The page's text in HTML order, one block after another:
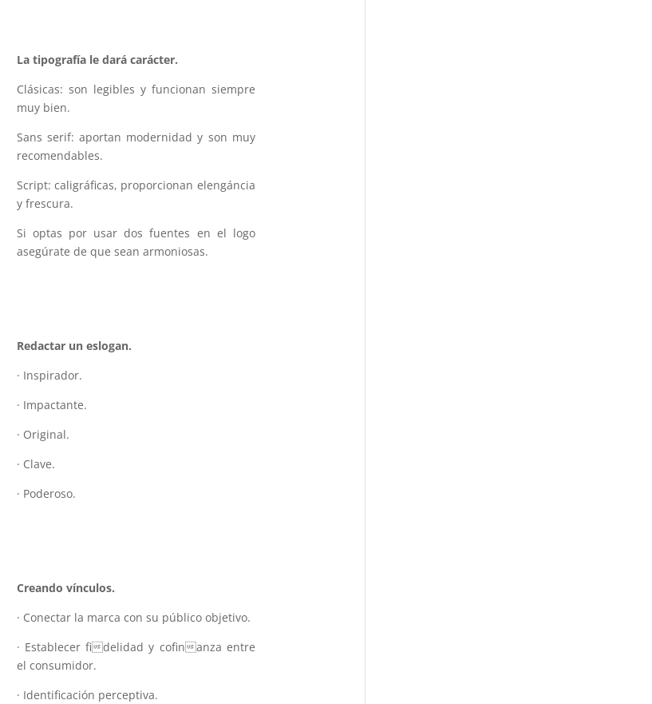
La tipografía le dará carácter.
Clásicas: son legibles y funcionan siempre
muy bien.
Sans serif: aportan modernidad y son muy
recomendables.
Script: caligráficas, proporcionan elengáncia
y frescura.
Si optas por usar dos fuentes en el logo
asegúrate de que sean armoniosas.
Redactar un eslogan.
· Inspirador.
· Impactante.
· Original.
· Clave.
· Poderoso.
Creando vínculos.
· Conectar la marca con su público objetivo.
· Establecer fidelidad y cofinanza entre
el consumidor.
· Identificación perceptiva.